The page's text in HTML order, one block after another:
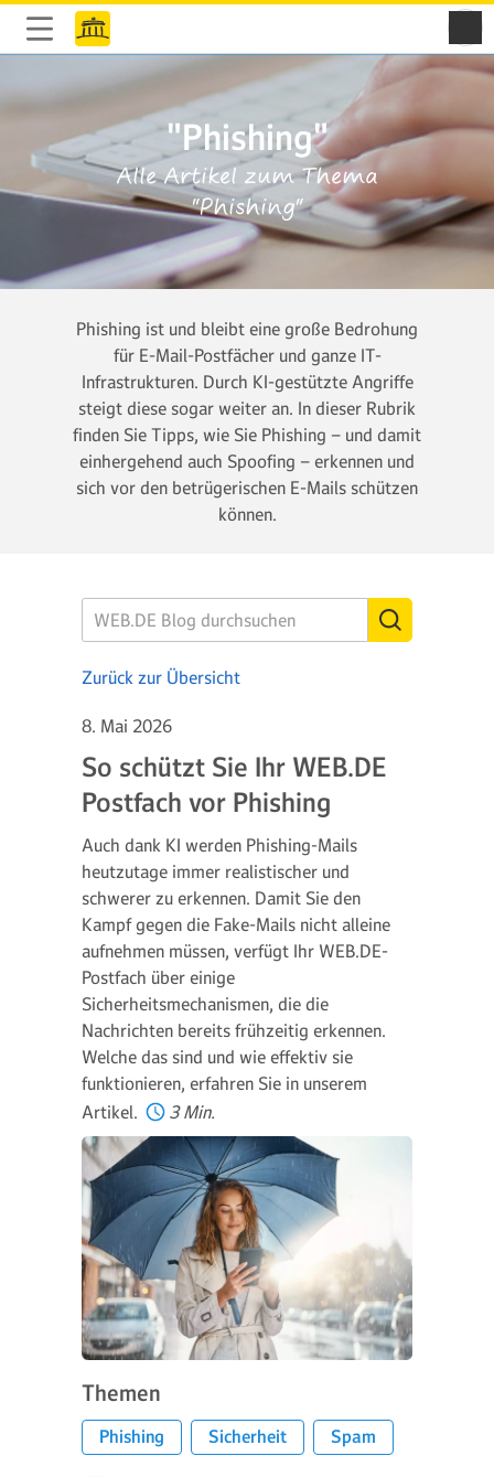
"Phishing"
Alle Artikel zum Thema
"Phishing"
Phishing ist und bleibt eine große Bedrohung
für E-Mail-Postfächer und ganze IT-
Infrastrukturen. Durch KI-gestützte Angriffe
steigt diese sogar weiter an. In dieser Rubrik
finden Sie Tipps, wie Sie Phishing – und damit
einhergehend auch Spoofing – erkennen und
sich vor den betrügerischen E-Mails schützen
können.
Zurück zur Übersicht
8. Mai 2026
So schützt Sie Ihr WEB.DE
Postfach vor Phishing
Auch dank KI werden Phishing-Mails
heutzutage immer realistischer und
schwerer zu erkennen. Damit Sie den
Kampf gegen die Fake-Mails nicht alleine
aufnehmen müssen, verfügt Ihr WEB.DE-
Postfach über einige
Sicherheitsmechanismen, die die
Nachrichten bereits frühzeitig erkennen.
Welche das sind und wie effektiv sie
funktionieren, erfahren Sie in unserem
Artikel.
3 Min.
Themen
Phishing Sicherheit Spam